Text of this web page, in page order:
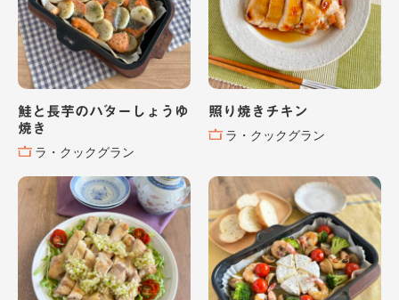
鮭と長芋のバターしょうゆ
焼き
ラ・クックグラン
照り焼きチキン
ラ・クックグラン